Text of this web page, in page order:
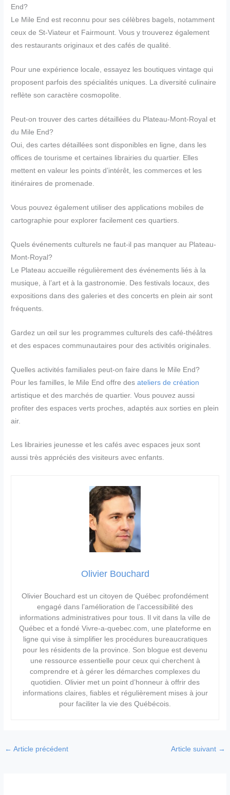
End?
Le Mile End est reconnu pour ses célèbres bagels, notamment
ceux de St-Viateur et Fairmount. Vous y trouverez également
des restaurants originaux et des cafés de qualité.
Pour une expérience locale, essayez les boutiques vintage qui
proposent parfois des spécialités uniques. La diversité culinaire
reflète son caractère cosmopolite.
Peut-on trouver des cartes détaillées du Plateau-Mont-Royal et
du Mile End?
Oui, des cartes détaillées sont disponibles en ligne, dans les
offices de tourisme et certaines librairies du quartier. Elles
mettent en valeur les points d’intérêt, les commerces et les
itinéraires de promenade.
Vous pouvez également utiliser des applications mobiles de
cartographie pour explorer facilement ces quartiers.
Quels événements culturels ne faut-il pas manquer au Plateau-
Mont-Royal?
Le Plateau accueille régulièrement des événements liés à la
musique, à l’art et à la gastronomie. Des festivals locaux, des
expositions dans des galeries et des concerts en plein air sont
fréquents.
Gardez un œil sur les programmes culturels des café-théâtres
et des espaces communautaires pour des activités originales.
Quelles activités familiales peut-on faire dans le Mile End?
Pour les familles, le Mile End offre desateliers de création
artistique et des marchés de quartier. Vous pouvez aussi
profiter des espaces verts proches, adaptés aux sorties en plein
air.
Les librairies jeunesse et les cafés avec espaces jeux sont
aussi très appréciés des visiteurs avec enfants.
Olivier Bouchard
Olivier Bouchard est un citoyen de Québec profondément
engagé dans l’amélioration de l’accessibilité des
informations administratives pour tous. Il vit dans la ville de
Québec et a fondé Vivre-a-quebec.com, une plateforme en
ligne qui vise à simplifier les procédures bureaucratiques
pour les résidents de la province. Son blogue est devenu
une ressource essentielle pour ceux qui cherchent à
comprendre et à gérer les démarches complexes du
quotidien. Olivier met un point d’honneur à offrir des
informations claires, fiables et régulièrement mises à jour
pour faciliter la vie des Québécois.
← Article précédent Article suivant →